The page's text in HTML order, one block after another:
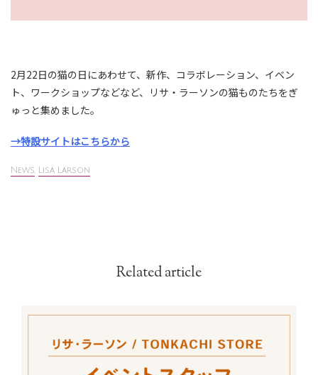
2月22日の猫の日にあわせて、新作、コラボレーション、イベン
ト、ワークショップなどなど、リサ・ラーソンの猫ものたちをぎ
ゅっと集めました。
→特設サイトはこちらから
News, Lisa Larson
Related article